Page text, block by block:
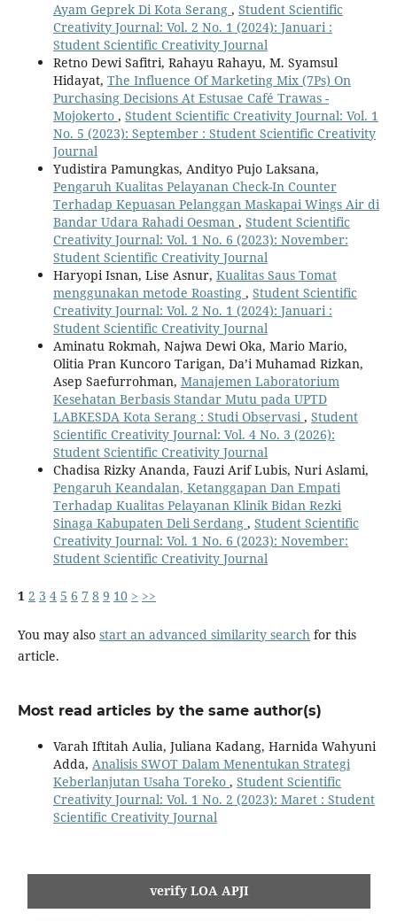
Ayam Geprek Di Kota Serang , Student Scientific
Creativity Journal: Vol. 2 No. 1 (2024): Januari :
Student Scientific Creativity Journal
Retno Dewi Safitri, Rahayu Rahayu, M. Syamsul
Hidayat, The Influence Of Marketing Mix (7Ps) On
Purchasing Decisions At Estusae Café Trawas -
Mojokerto , Student Scientific Creativity Journal: Vol. 1
No. 5 (2023): September : Student Scientific Creativity
Journal
Yudistira Pamungkas, Andityo Pujo Laksana,
Pengaruh Kualitas Pelayanan Check-In Counter
Terhadap Kepuasan Pelanggan Maskapai Wings Air di
Bandar Udara Rahadi Oesman , Student Scientific
Creativity Journal: Vol. 1 No. 6 (2023): November:
Student Scientific Creativity Journal
Haryopi Isnan, Lise Asnur, Kualitas Saus Tomat
menggunakan metode Roasting , Student Scientific
Creativity Journal: Vol. 2 No. 1 (2024): Januari :
Student Scientific Creativity Journal
Aminatu Rokmah, Najwa Dewi Oka, Mario Mario,
Olitia Pran Kuncoro Tarigan, Da’i Muhamad Rizkan,
Asep Saefurrohman, Manajemen Laboratorium
Kesehatan Berbasis Standar Mutu pada UPTD
LABKESDA Kota Serang : Studi Observasi , Student
Scientific Creativity Journal: Vol. 4 No. 3 (2026):
Student Scientific Creativity Journal
Chadisa Rizky Ananda, Fauzi Arif Lubis, Nuri Aslami,
Pengaruh Keandalan, Ketanggapan Dan Empati
Terhadap Kualitas Pelayanan Klinik Bidan Rezki
Sinaga Kabupaten Deli Serdang , Student Scientific
Creativity Journal: Vol. 1 No. 6 (2023): November:
Student Scientific Creativity Journal
1 2 3 4 5 6 7 8 9 10 > >>
You may also start an advanced similarity search for this
article.
Most read articles by the same author(s)
Varah Iftitah Aulia, Juliana Kadang, Harnida Wahyuni
Adda, Analisis SWOT Dalam Menentukan Strategi
Keberlanjutan Usaha Toreko , Student Scientific
Creativity Journal: Vol. 1 No. 2 (2023): Maret : Student
Scientific Creativity Journal
verify LOA APJI